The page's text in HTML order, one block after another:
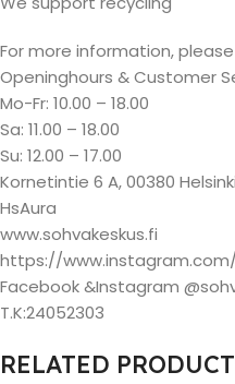
For more information,
Openinghours & Customer
Mo-Fr: 10.00 – 18.00
Sa: 11.00 – 18.00
Su: 12.00 – 17.00
Kornetintie 6 A, 00380
HsAura
www.sohvakeskus.fi
https://
Facebook &Instagram
T.K:24052303
RELATED